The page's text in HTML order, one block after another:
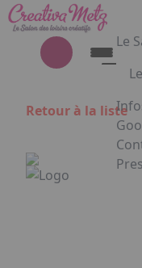
Aller au contenu
Le
Retour à la liste
Panneau de gestion